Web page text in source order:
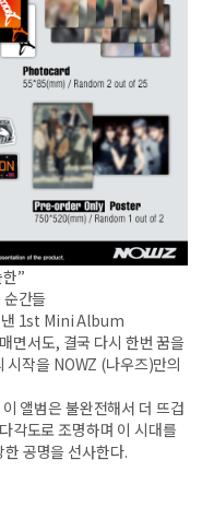
”
간들
낸 1st Mini Album
면서도, 결국 다시 한번 꿈을
시작을 NOWZ (나우즈)만의
앨범은 불완전해서 더 뜨겁
각도로 조명하며 이 시대를
공명을 선사한다.